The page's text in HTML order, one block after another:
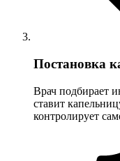
Постановка
Врач подбирает
ставит
контролирует